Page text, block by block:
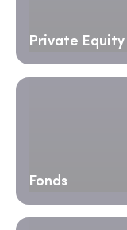
Private Equity
Fonds